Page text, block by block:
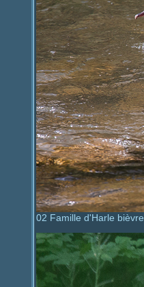
02 Famille d'Harle bièvre